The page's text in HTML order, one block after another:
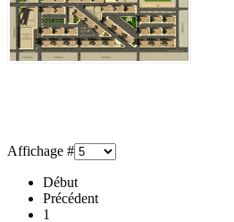
Affichage #
Début
Précédent
1